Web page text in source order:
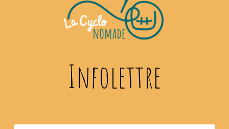
Infolettre